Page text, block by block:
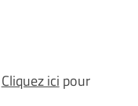
Cliquez ici pour